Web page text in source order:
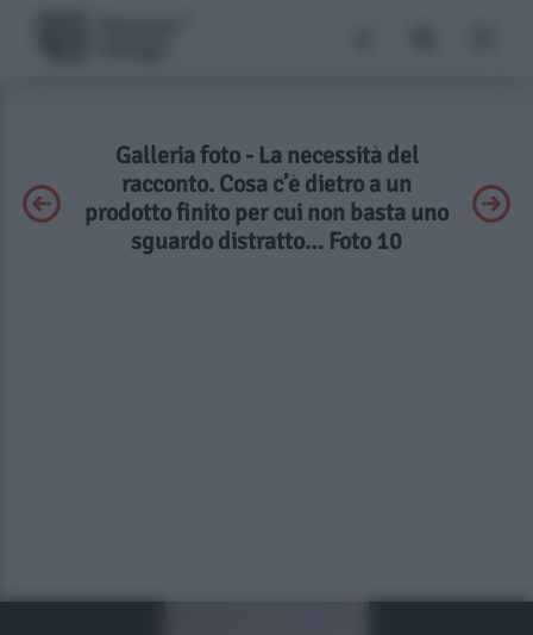
Galleria foto - La necessità del
racconto. Cosa c’è dietro a un
prodotto finito per cui non basta uno
sguardo distratto… Foto 10